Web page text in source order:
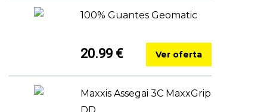
100% Guantes Geomatic
20.99 € Ver oferta
Maxxis Assegai 3C MaxxGrip